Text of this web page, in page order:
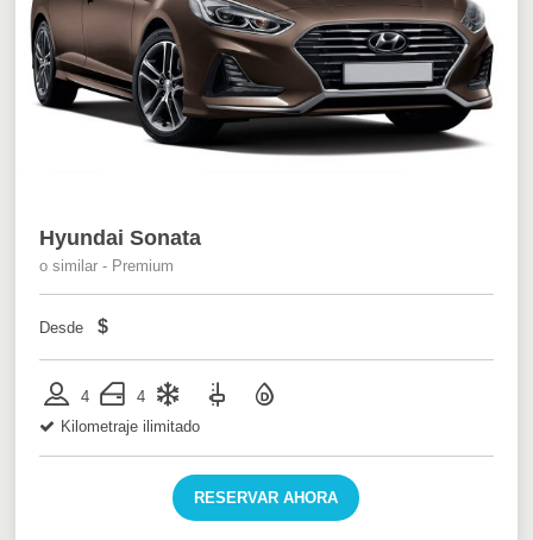
Hyundai Sonata
o similar - Premium
Desde $
4
4
Kilometraje ilimitado
RESERVAR AHORA